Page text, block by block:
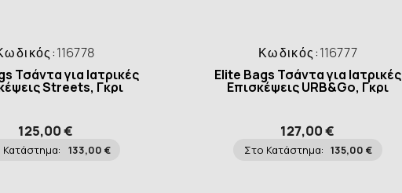
116778
Τσάντα για Ιατρικές
Streets, Γκρι
125,00 €
133,00 €
Κωδικός:116777
Elite Bags Τσάντα για Ιατρικές
Επισκέψεις URB&Go, Γκρι
127,00 €
Στο Κατάστημα: 135,00 €